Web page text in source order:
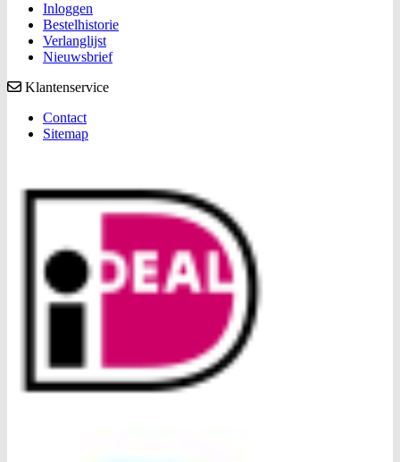
Inloggen
Bestelhistorie
Verlanglijst
Nieuwsbrief
Klantenservice
Contact
Sitemap